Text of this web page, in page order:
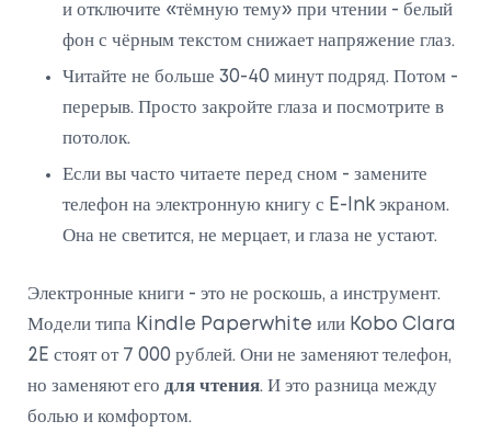
и отключите «тёмную тему» при чтении - белый
фон с чёрным текстом снижает напряжение глаз.
Читайте не больше 30-40 минут подряд. Потом -
перерыв. Просто закройте глаза и посмотрите в
потолок.
Если вы часто читаете перед сном - замените
телефон на электронную книгу с E-Ink экраном.
Она не светится, не мерцает, и глаза не устают.
Электронные книги - это не роскошь, а инструмент.
Модели типа Kindle Paperwhite или Kobo Clara
2E стоят от 7 000 рублей. Они не заменяют телефон,
но заменяют его для чтения. И это разница между
болью и комфортом.